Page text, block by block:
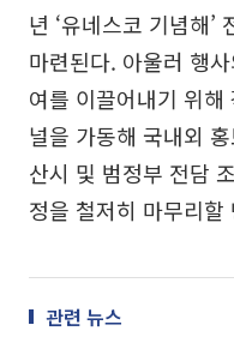
년 ‘유네스코 기념해’
마련된다. 아울러 행
여를 이끌어내기 위해
널을 가동해 국내외
산시 및 범정부 전담
정을 철저히 마무리할
관련 뉴스